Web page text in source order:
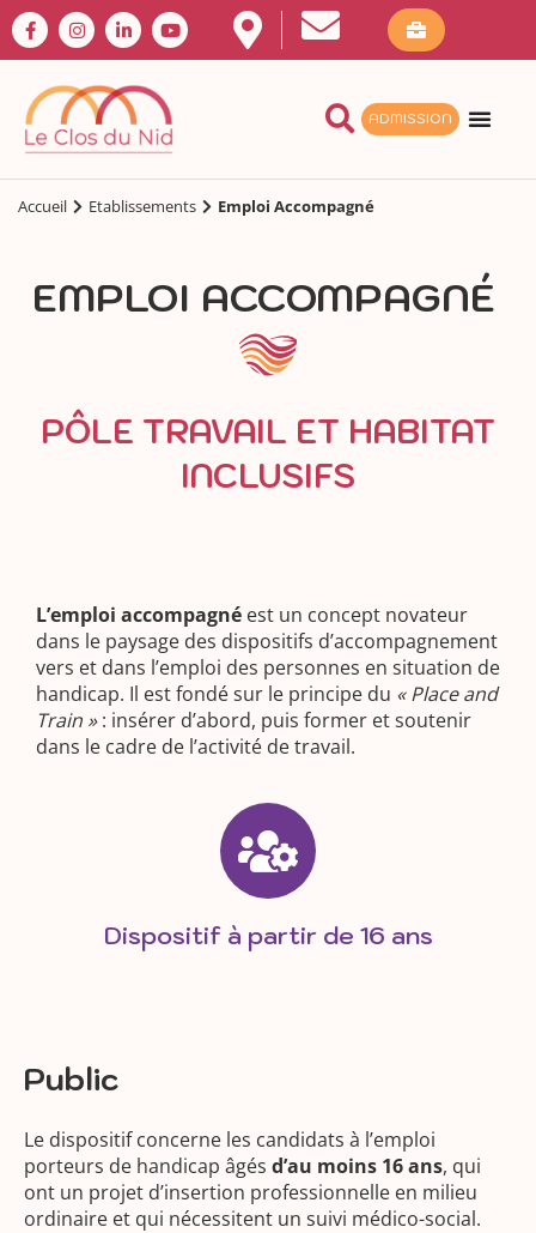
ADMISSION
Accueil Etablissements Emploi Accompagné
EMPLOI ACCOMPAGNÉ
PÔLE TRAVAIL ET HABITAT
INCLUSIFS
L’emploi accompagné est un concept novateur
dans le paysage des dispositifs d’accompagnement
vers et dans l’emploi des personnes en situation de
handicap. Il est fondé sur le principe du « Place and
Train »: insérer d’abord, puis former et soutenir
dans le cadre de l’activité de travail.
Dispositif à partir de 16 ans
Public
Le dispositif concerne les candidats à l’emploi
porteurs de handicap âgés d’au moins 16 ans, qui
ont un projet d’insertion professionnelle en milieu
ordinaire et qui nécessitent un suivi médico-social.